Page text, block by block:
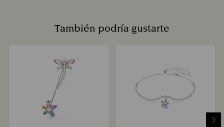
También podría gustarte